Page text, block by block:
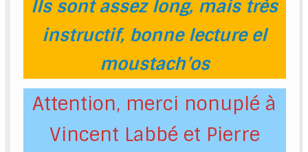
Ils sont assez long, mais très
instructif, bonne lecture el
moustach’os
Attention, merci nonuplé à
Vincent Labbé et Pierre